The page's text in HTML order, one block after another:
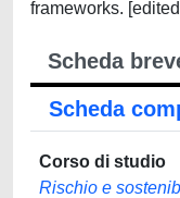
frameworks.
Scheda
Scheda
Corso di studio
Rischio e